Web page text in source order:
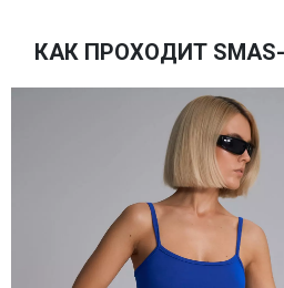
КАК ПРОХОДИТ